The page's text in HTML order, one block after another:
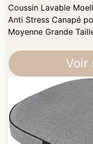
Coussin Lavable
Anti Stress Canapé
Moyenne Grande
Voir